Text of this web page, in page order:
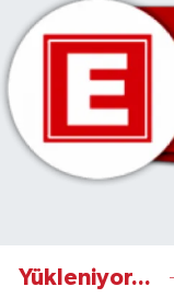
Yükleniyor...